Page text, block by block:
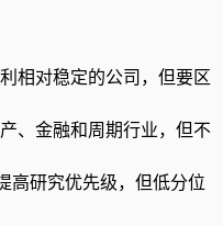
相对稳定的公司，但要区
、金融和周期行业，但不
高研究优先级，但低分位